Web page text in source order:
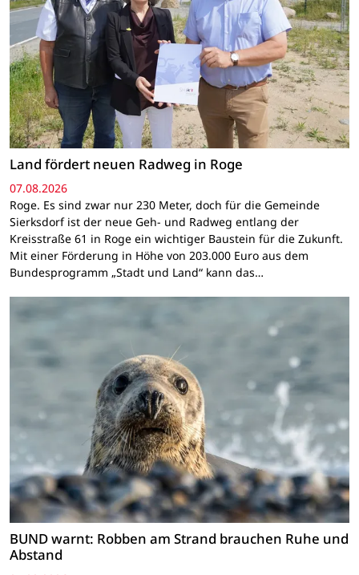
Land fördert neuen Radweg in Roge
07.08.2026
Roge. Es sind zwar nur 230 Meter, doch für die Gemeinde
Sierksdorf ist der neue Geh- und Radweg entlang der
Kreisstraße 61 in Roge ein wichtiger Baustein für die Zukunft.
Mit einer Förderung in Höhe von 203.000 Euro aus dem
Bundesprogramm „Stadt und Land“ kann das…
BUND warnt: Robben am Strand brauchen Ruhe und
Abstand